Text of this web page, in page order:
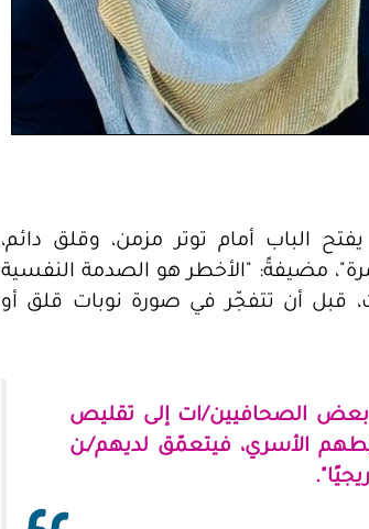
الباب أمام توتر مزمن، وقلق دائم،
مضيفةً: "الأخطر هو الصدمة النفسية
قبل أن تتفجّر في صورة نوبات قلق أو
الصحافيين/ات إلى تقليص
الأسري، فيتعمّق لديهم/ـن